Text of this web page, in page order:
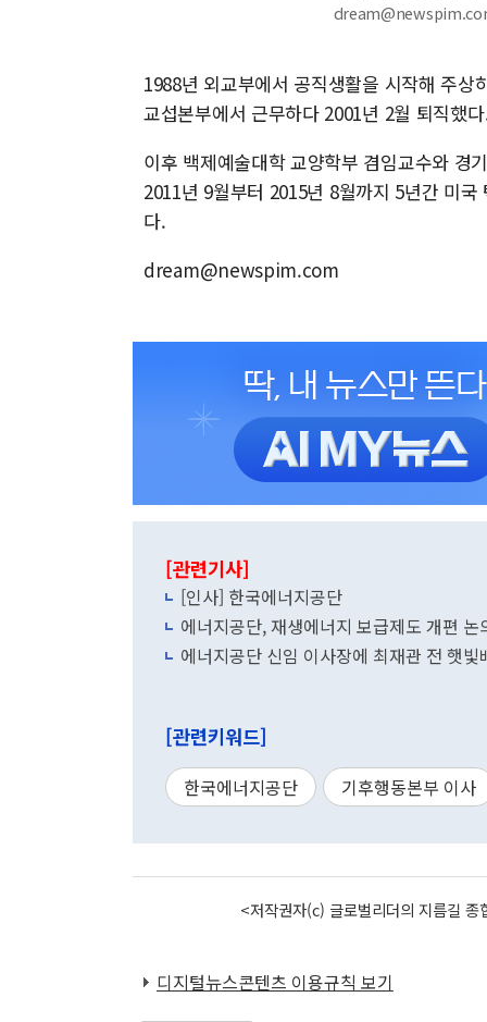
1988년 외교부에서 공직생활을 시작해 주
교섭본부에서 근무하다 2001년 2월 퇴직했
이후 백제예술대학 교양학부 겸임교수와 경
2011년 9월부터 2015년 8월까지 5년간 미
다.
dream@newspim.com
[관련기사]
[인사] 한국에너지공단
에너지공단, 재생에너지 보급제도 개편
에너지공단 신임 이사장에 최재관 전 햇
[관련키워드]
한국에너지공단 기후행동본부 이사
<저작권자(c) 글로벌리더의 지름길
디지털뉴스콘텐츠 이용규칙 보기